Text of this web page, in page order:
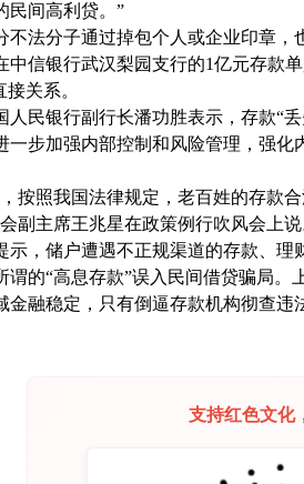
民间高利贷。 ”
分子通过掉包个人或企业印章，
中信银行武汉梨园支行的1亿元存款
关系。
民银行副行长潘功胜表示，存款“
一步加强内部控制和风险管理，强化
按照我国法律规定，老百姓的存款
副主席王兆星在政策例行吹风会上说
储户遭遇不正规渠道的存款、理
谓的“高息存款”误入民间借贷骗局。
金融稳定，只有倒逼存款机构彻查违
支持红色文化